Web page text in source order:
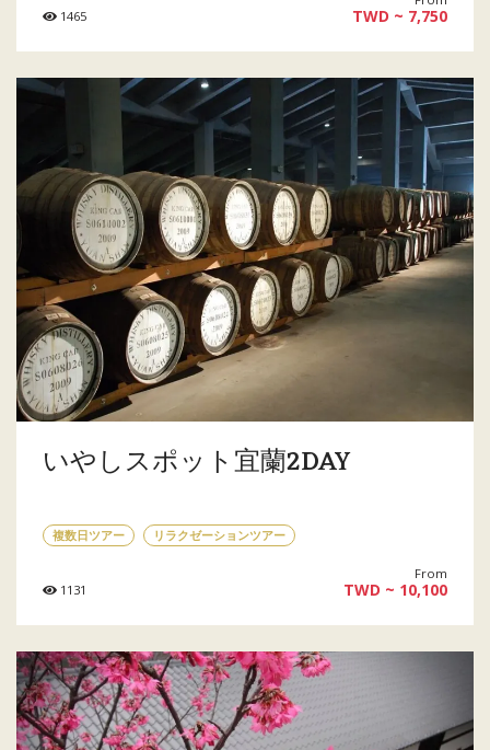
1465 TWD ~ 7,750
いやしスポット宜蘭2DAY
複数日ツアー リラクゼーションツアー
1131
From
TWD ~ 10,100